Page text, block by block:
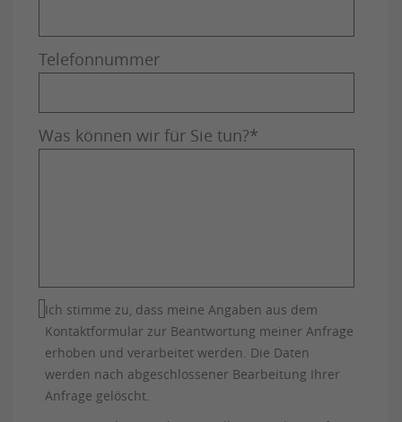
Telefonnummer
Was können wir für Sie tun?*
Ich stimme zu, dass meine Angaben aus dem
Kontaktformular zur Beantwortung meiner Anfrage
erhoben und verarbeitet werden. Die Daten
werden nach abgeschlossener Bearbeitung Ihrer
Anfrage gelöscht.